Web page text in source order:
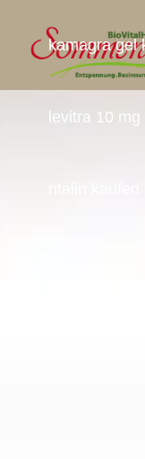
kamagra gel
levitra 10